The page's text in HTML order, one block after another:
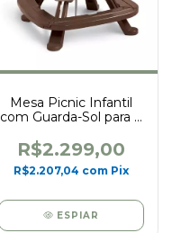
Mesa Picnic Infantil
com Guarda-Sol para 8
R$2.299,00
R$2.207,04 com Pix
ESPIAR